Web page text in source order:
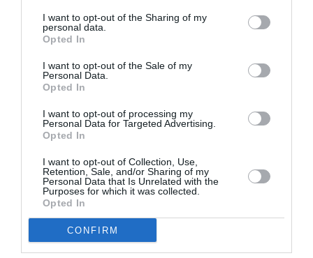
I want to opt-out of the Sharing of my
personal data.
Opted In
I want to opt-out of the Sale of my
Personal Data.
Opted In
I want to opt-out of processing my
Personal Data for Targeted Advertising.
Opted In
I want to opt-out of Collection, Use,
Retention, Sale, and/or Sharing of my
Personal Data that Is Unrelated with the
Purposes for which it was collected.
Opted In
CONFIRM
Ακολουθήστε το Culturenow.gr